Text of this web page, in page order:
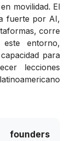
movilidad. El
fuerte por AI,
corre
entorno,
para
lecciones